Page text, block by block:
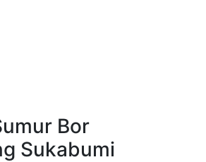
Bor
Sukabumi